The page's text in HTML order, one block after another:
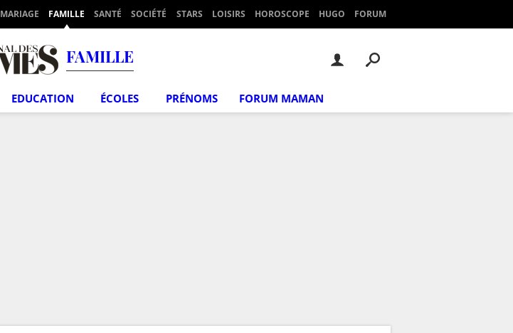
MARIAGE FAMILLE SANTÉ SOCIÉTÉ STARS LOISIRS HOROSCOPE HUGO FORUM
FAMILLE
EDUCATION ÉCOLES PRÉNOMS FORUM MAMAN